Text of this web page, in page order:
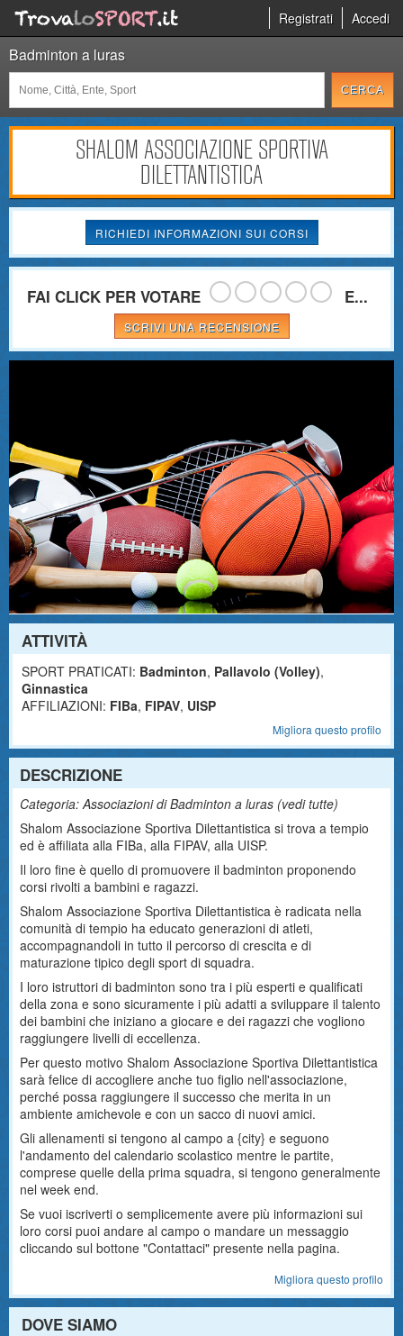
Registrati Accedi
Badminton a luras
SHALOM ASSOCIAZIONE SPORTIVA
DILETTANTISTICA
RICHIEDI INFORMAZIONI SUI CORSI
FAI CLICK PER VOTARE E...
SCRIVI UNA RECENSIONE
ATTIVITÀ
SPORT PRATICATI: Badminton, Pallavolo (Volley),
Ginnastica
AFFILIAZIONI: FIBa, FIPAV, UISP
Migliora questo profilo
DESCRIZIONE
Categoria: Associazioni di Badminton a luras (vedi tutte)
Shalom Associazione Sportiva Dilettantistica si trova a tempio
ed è affiliata alla FIBa, alla FIPAV, alla UISP.
Il loro fine è quello di promuovere il badminton proponendo
corsi rivolti a bambini e ragazzi.
Shalom Associazione Sportiva Dilettantistica è radicata nella
comunità di tempio ha educato generazioni di atleti,
accompagnandoli in tutto il percorso di crescita e di
maturazione tipico degli sport di squadra.
I loro istruttori di badminton sono tra i più esperti e qualificati
della zona e sono sicuramente i più adatti a sviluppare il talento
dei bambini che iniziano a giocare e dei ragazzi che vogliono
raggiungere livelli di eccellenza.
Per questo motivo Shalom Associazione Sportiva Dilettantistica
sarà felice di accogliere anche tuo figlio nell'associazione,
perché possa raggiungere il successo che merita in un
ambiente amichevole e con un sacco di nuovi amici.
Gli allenamenti si tengono al campo a {city} e seguono
l'andamento del calendario scolastico mentre le partite,
comprese quelle della prima squadra, si tengono generalmente
nel week end.
Se vuoi iscriverti o semplicemente avere più informazioni sui
loro corsi puoi andare al campo o mandare un messaggio
cliccando sul bottone "Contattaci" presente nella pagina.
Migliora questo profilo
DOVE SIAMO